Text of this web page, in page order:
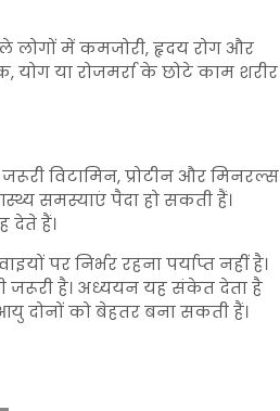
लोगों में कमजोरी, हृदय रोग और
या रोजमर्रा के छोटे काम शरीर
विटामिन, प्रोटीन और मिनरल्स
समस्याएं पैदा हो सकती हैं।
देते हैं।
पर निर्भर रहना पर्याप्त नहीं है।
जरूरी है। अध्ययन यह संकेत देता है
दोनों को बेहतर बना सकती हैं।